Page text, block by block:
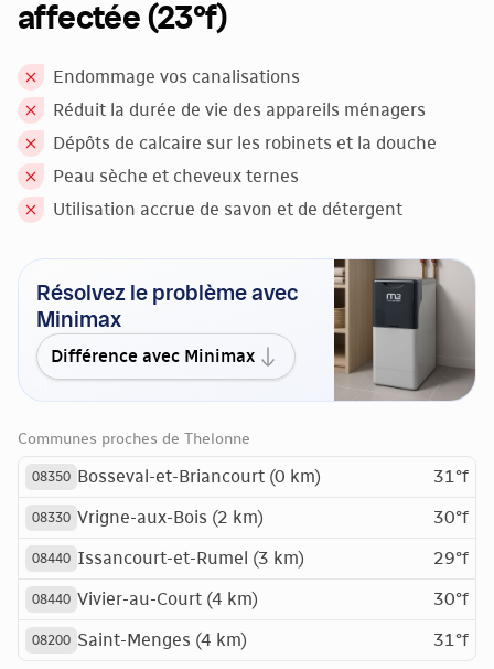
affectée (23°f)
Endommage vos canalisations
Réduit la durée de vie des appareils ménagers
Dépôts de calcaire sur les robinets et la douche
Peau sèche et cheveux ternes
Utilisation accrue de savon et de détergent
Résolvez le problème avec
Minimax
Différence avec Minimax
Communes proches de Thelonne
08350 Bosseval-et-Briancourt (0 km) 31°f
08330 Vrigne-aux-Bois (2 km) 30°f
08440 Issancourt-et-Rumel (3 km) 29°f
08440 Vivier-au-Court (4 km) 30°f
08200 Saint-Menges (4 km) 31°f